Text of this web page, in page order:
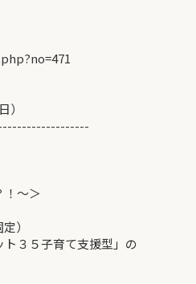
～＞
）
３５子育て支援型」の